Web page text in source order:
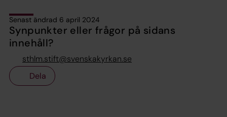
Senast ändrad 6 april 2024
Synpunkter eller frågor på sidans
innehåll?
sthlm.stift@svenskakyrkan.se
Dela